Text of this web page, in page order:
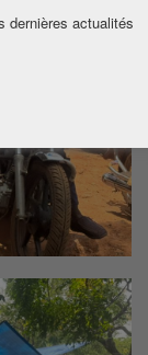
dernières actualités